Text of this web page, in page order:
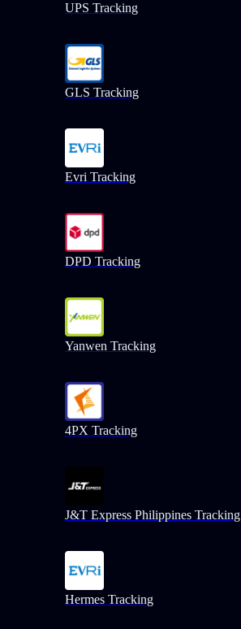
UPS Tracking
GLS Tracking
Evri Tracking
DPD Tracking
Yanwen Tracking
4PX Tracking
J&T Express Philippines Tracking
Hermes Tracking